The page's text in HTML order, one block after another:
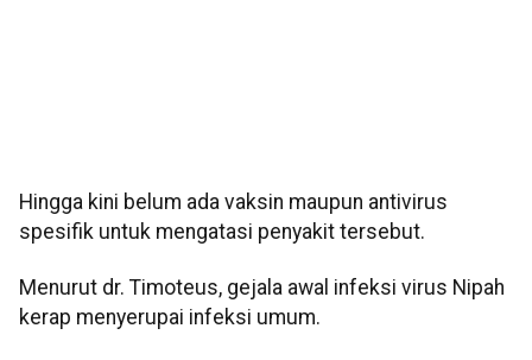
Hingga kini belum ada vaksin maupun antivirus
spesifik untuk mengatasi penyakit tersebut.
Menurut dr. Timoteus, gejala awal infeksi virus Nipah
kerap menyerupai infeksi umum.